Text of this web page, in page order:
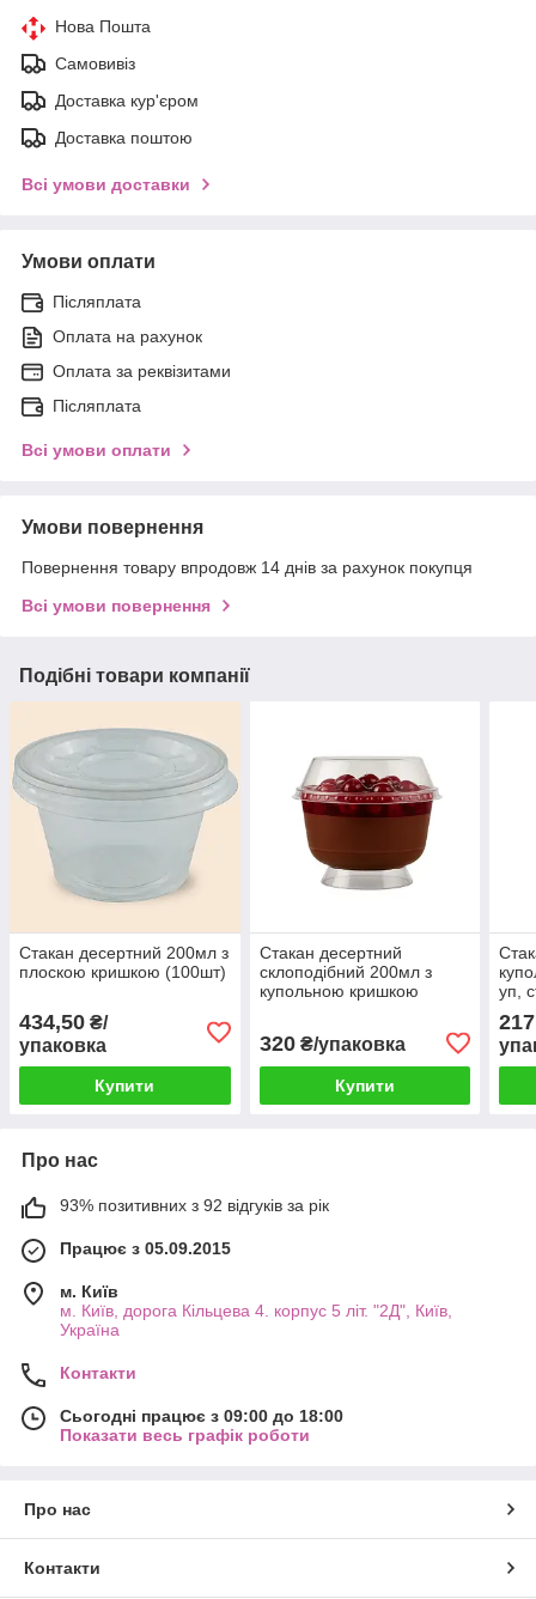
Нова Пошта
Самовивіз
Доставка кур'єром
Доставка поштою
Всі умови доставки
Умови оплати
Післяплата
Оплата на рахунок
Оплата за реквізитами
Післяплата
Всі умови оплати
Умови повернення
Повернення товару впродовж 14 днів за рахунок покупця
Всі умови повернення
Подібні товари компанії
Стакан десертний 200мл з
плоскою кришкою (100шт)
434,50 ₴/
упаковка
Купити
Стакан десертний
склоподібний 200мл з
купольною кришкою
320₴/упаковка
Купити
уп,
Про нас
93% позитивних з 92 відгуків за рік
Працює з 05.09.2015
м. Київ
м. Київ, дорога Кільцева 4. корпус 5 літ. "2Д", Київ,
Україна
Контакти
Сьогодні працює з 09:00 до 18:00
Показати весь графік роботи
Про нас
Контакти